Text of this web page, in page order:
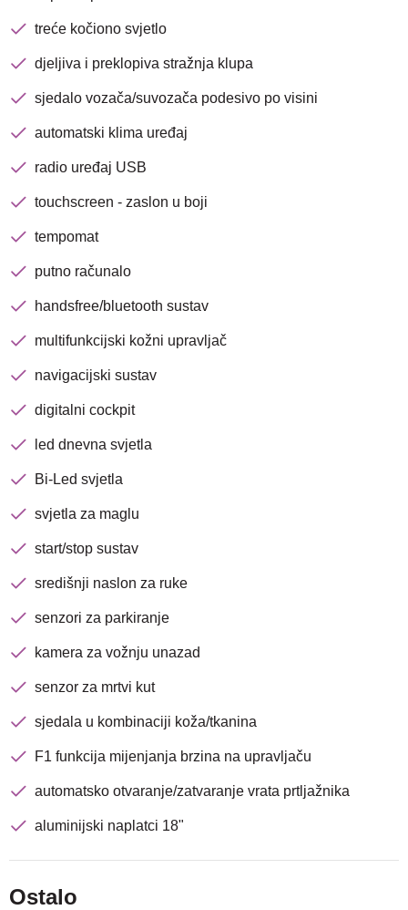
treće kočiono svjetlo
djeljiva i preklopiva stražnja klupa
sjedalo vozača/suvozača podesivo po visini
automatski klima uređaj
radio uređaj USB
touchscreen - zaslon u boji
tempomat
putno računalo
handsfree/bluetooth sustav
multifunkcijski kožni upravljač
navigacijski sustav
digitalni cockpit
led dnevna svjetla
Bi-Led svjetla
svjetla za maglu
start/stop sustav
središnji naslon za ruke
senzori za parkiranje
kamera za vožnju unazad
senzor za mrtvi kut
sjedala u kombinaciji koža/tkanina
F1 funkcija mijenjanja brzina na upravljaču
automatsko otvaranje/zatvaranje vrata prtljažnika
aluminijski naplatci 18"
Ostalo
Nova lokacija - Slavonska
avenija 102, Resnik
Brza pretraga